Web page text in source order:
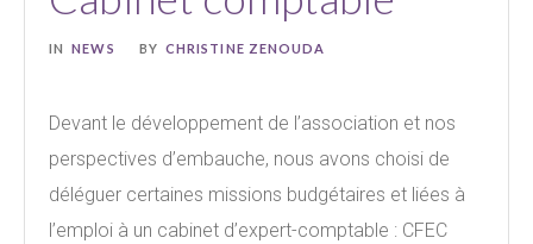
IN NEWS BY CHRISTINE ZENOUDA
Devant le développement de l’association et nos
perspectives d’embauche, nous avons choisi de
déléguer certaines missions budgétaires et liées à
l’emploi à un cabinet d’expert-comptable : CFEC